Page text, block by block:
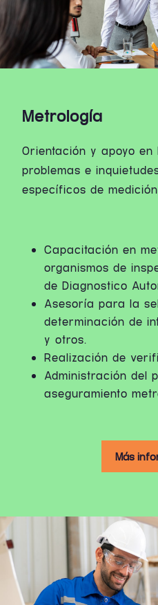
Metrología
Orientación y apoyo en
problemas e
específicos de
Capacitación en
organismos de
de Diagnostico
Asesoría para la
determinación de
y otros.
Realización de
Administración del
aseguramiento
Más